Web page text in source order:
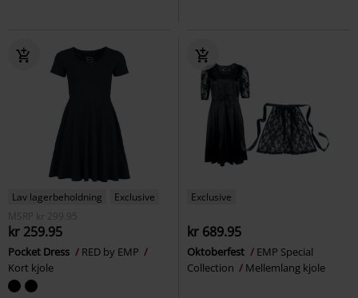
Lav lagerbeholdning
Exclusive
MSRP
kr 299.95
kr 259.95
Pocket Dress
RED by EMP
Kort kjole
Exclusive
kr 689.95
Oktoberfest
EMP Special
Collection
Mellemlang kjole